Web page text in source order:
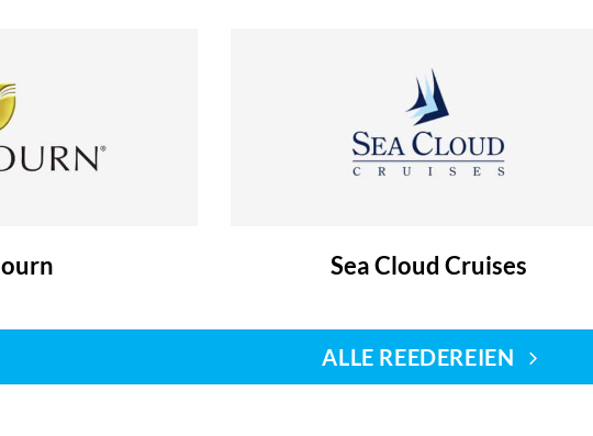
Sea Cloud Cruises
ALLE REEDEREIEN